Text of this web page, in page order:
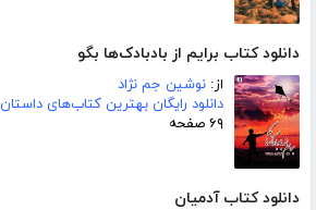
دانلود کتاب برایم از بادبادک‌ها بگو
از: نوشین جم نژاد
دانلود رایگان بهترین کتاب‌های داستان
۶۹ صفحه
دانلود کتاب آدمیان